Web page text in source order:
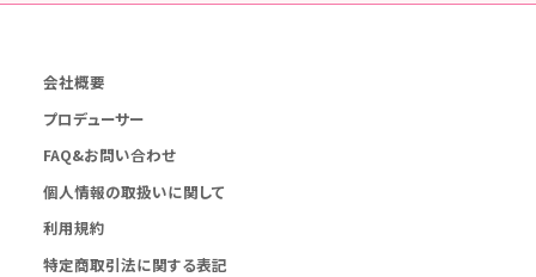
会社概要
プロデューサー
FAQ&お問い合わせ
個人情報の取扱いに関して
利用規約
特定商取引法に関する表記